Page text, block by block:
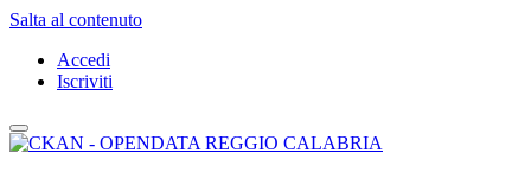
Salta al contenuto
Accedi
Iscriviti